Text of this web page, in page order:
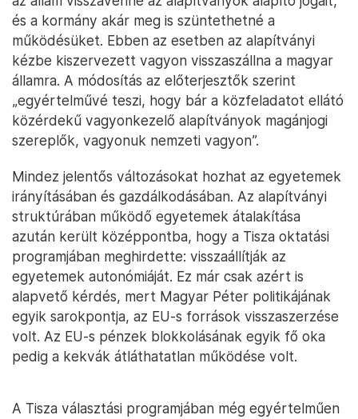
és a kormány akár meg is szüntethetné a
működésüket. Ebben az esetben az alapítványi
kézbe kiszervezett vagyon visszaszállna a magyar
államra. A módosítás az előterjesztők szerint
„egyértelművé teszi, hogy bár a közfeladatot ellátó
közérdekű vagyonkezelő alapítványok magánjogi
szereplők, vagyonuk nemzeti vagyon”.
Mindez jelentős változásokat hozhat az egyetemek
irányításában és gazdálkodásában. Az alapítványi
struktúrában működő egyetemek átalakítása
azután került középpontba, hogy a Tisza oktatási
programjában meghirdette: visszaállítják az
egyetemek autonómiáját. Ez már csak azért is
alapvető kérdés, mert Magyar Péter politikájának
egyik sarokpontja, az EU-s források visszaszerzése
volt. Az EU-s pénzek blokkolásának egyik fő oka
pedig a kekvák átláthatatlan működése volt.
A Tisza választási programjában még egyértelműen